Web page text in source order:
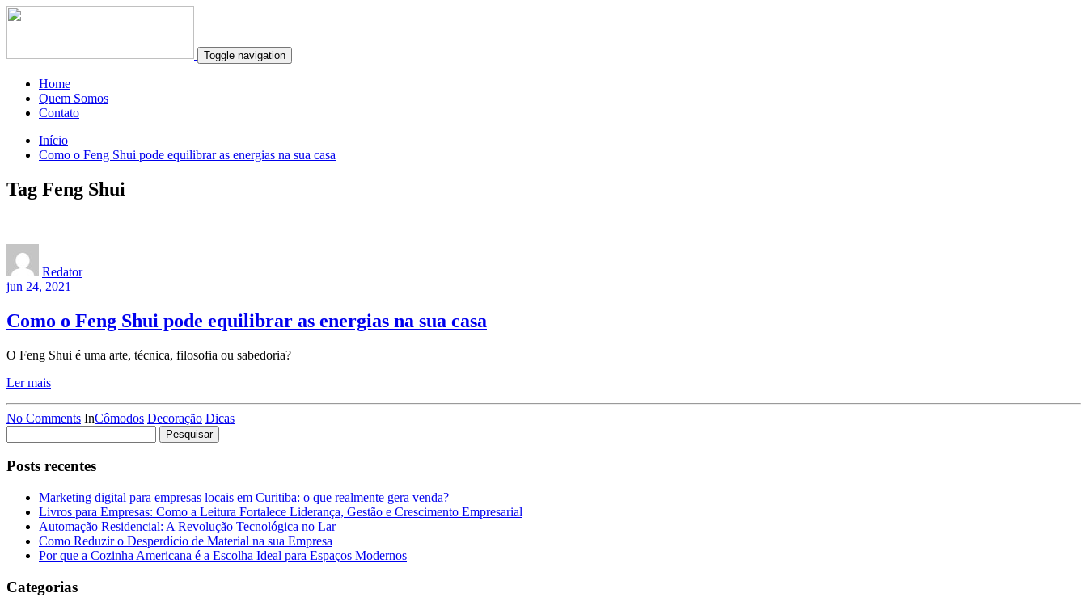
Toggle navigation
Home
Quem Somos
Contato
Início
Como o Feng Shui pode equilibrar as energias na sua casa
Tag Feng Shui
Redator
jun 24, 2021
Como o Feng Shui pode equilibrar as energias na sua casa
O Feng Shui é uma arte, técnica, filosofia ou sabedoria?
Ler mais
No Comments InCômodos Decoração Dicas
por:
Posts recentes
Marketing digital para empresas locais em Curitiba: o que realmente gera venda?
Livros para Empresas: Como a Leitura Fortalece Liderança, Gestão e Crescimento Empresarial
Automação Residencial: A Revolução Tecnológica no Lar
Como Reduzir o Desperdício de Material na sua Empresa
Por que a Cozinha Americana é a Escolha Ideal para Espaços Modernos
Categorias